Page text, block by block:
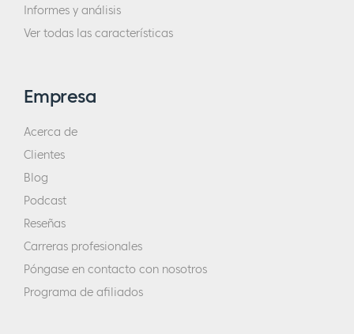
Informes y análisis
Ver todas las características
Empresa
Acerca de
Clientes
Blog
Podcast
Reseñas
Carreras profesionales
Póngase en contacto con nosotros
Programa de afiliados